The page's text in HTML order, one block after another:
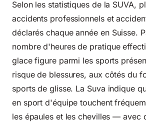
Selon les statistiques de la SUVA,
accidents professionnels et
déclarés chaque année en Suisse.
nombre d'heures de pratique
glace figure parmi les sports
risque de blessures, aux côtés du
sports de glisse. La Suva indique
en sport d'équipe touchent
les épaules et les chevilles — avec